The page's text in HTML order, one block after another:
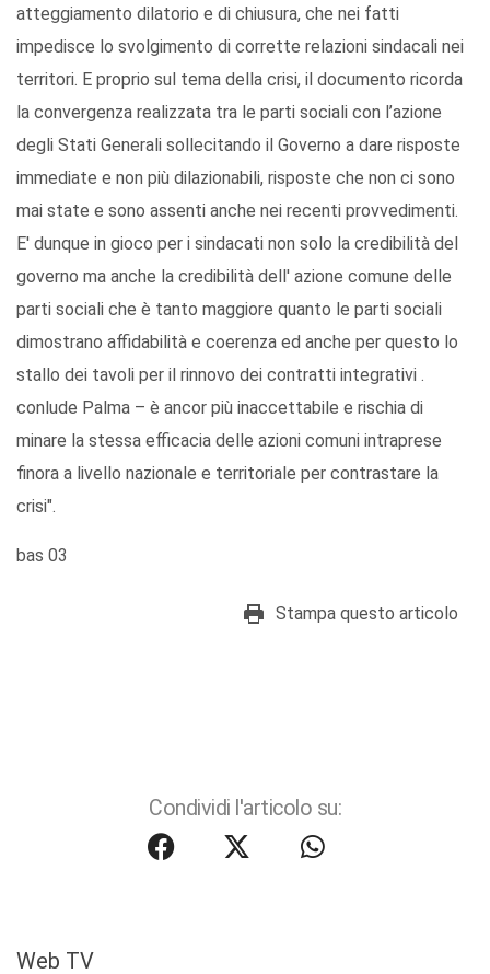
atteggiamento dilatorio e di chiusura, che nei fatti
impedisce lo svolgimento di corrette relazioni sindacali nei
territori. E proprio sul tema della crisi, il documento ricorda
la convergenza realizzata tra le parti sociali con l’azione
degli Stati Generali sollecitando il Governo a dare risposte
immediate e non più dilazionabili, risposte che non ci sono
mai state e sono assenti anche nei recenti provvedimenti.
E' dunque in gioco per i sindacati non solo la credibilità del
governo ma anche la credibilità dell' azione comune delle
parti sociali che è tanto maggiore quanto le parti sociali
dimostrano affidabilità e coerenza ed anche per questo lo
stallo dei tavoli per il rinnovo dei contratti integrativi .
conlude Palma – è ancor più inaccettabile e rischia di
minare la stessa efficacia delle azioni comuni intraprese
finora a livello nazionale e territoriale per contrastare la
crisi".
bas 03
Stampa questo articolo
Condividi l'articolo su:
Web TV